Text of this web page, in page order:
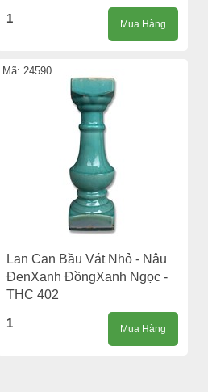
1 Mua Hàng
Mã: 24590
Lan Can Bầu Vát Nhỏ - Nâu
ĐenXanh ĐồngXanh Ngọc -
THC 402
1 Mua Hàng